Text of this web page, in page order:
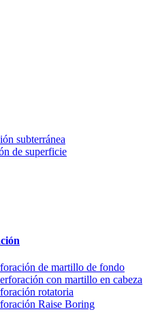
subterránea
de superficie
de martillo de fondo
con martillo en cabeza
rotatoria
Raise Boring